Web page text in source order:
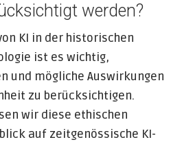
werden?
KI in der historischen
ist es wichtig,
und mögliche Auswirkungen
zu berücksichtigen.
wir diese ethischen
auf zeitgenössische KI-